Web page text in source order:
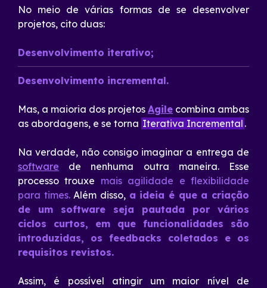
No meio de várias formas de se desenvolver
projetos, cito duas:
Desenvolvimento iterativo;
Desenvolvimento incremental.
Mas, a maioria dos projetos Agile combina ambas
as abordagens, e se torna Iterativa Incremental .
Na verdade, não consigo imaginar a entrega de
software de nenhuma outra maneira. Esse
processo trouxe mais agilidade e flexibilidade
para times.Além disso, a ideia é que a criação
de um software seja pautada por vários
ciclos curtos, em que funcionalidades são
introduzidas, os feedbacks coletados e os
requisitos revistos.
Assim, é possível atingir um maior nível de